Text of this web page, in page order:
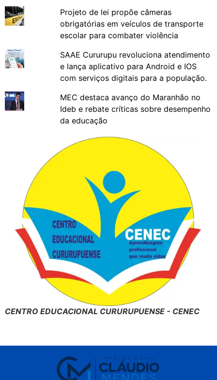
Projeto de lei propõe câmeras
obrigatórias em veículos de transporte
escolar para combater violência
SAAE Cururupu revoluciona atendimento
e lança aplicativo para Android e IOS
com serviços digitais para a população.
MEC destaca avanço do Maranhão no
Ideb e rebate críticas sobre desempenho
da educação
CENTRO EDUCACIONAL CURURUPUENSE - CENEC